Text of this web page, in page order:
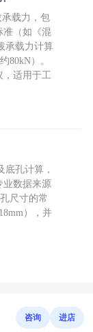
载力，包
准（如《混
承载力计算
80kN）。
，适用于工
底孔计算，
业数据来源
尺寸的常
），并
咨询 进店